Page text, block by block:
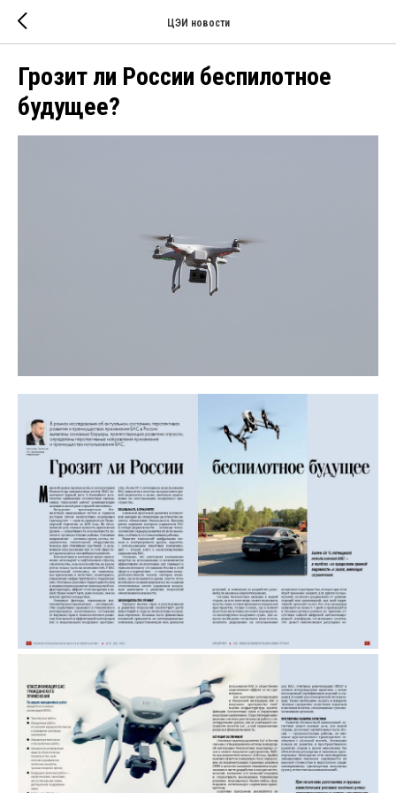
ЦЭИ новости
Грозит ли России беспилотное
будущее?